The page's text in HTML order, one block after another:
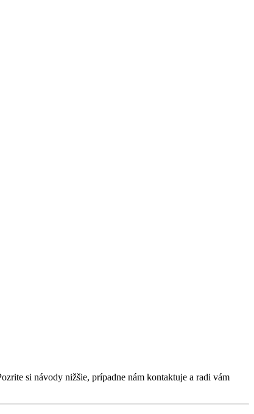
si návody nižšie, prípadne nám kontaktuje a radi vám